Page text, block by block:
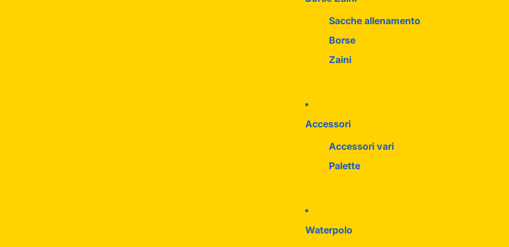
Sacche allenamento
Borse
Zaini
Accessori
Accessori vari
Palette
Waterpolo